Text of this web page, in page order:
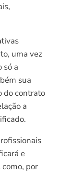
uma vez
só a
sua
do contrato
a
e
por